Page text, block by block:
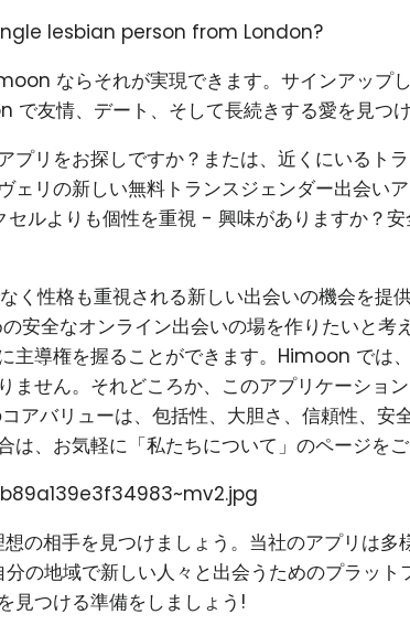
lesbian person from London?
ならそれが実現できます。サインアップ
友情、デート、そして長続きする愛を見つけ
プリをお探しですか？または、近くにいるト
リの新しい無料トランスジェンダー出会いア
ルよりも個性を重視 - 興味がありますか？
く性格も重視される新しい出会いの機会を提
安全なオンライン出会いの場を作りたいと考
主導権を握ることができます。Himoon では
ません。それどころか、このアプリケーショ
アバリューは、包括性、大胆さ、信頼性、安
は、お気軽に「私たちについて」のページをご
の相手を見つけましょう。当社のアプリは多
の地域で新しい人々と出会うためのプラット
見つける準備をしましょう!